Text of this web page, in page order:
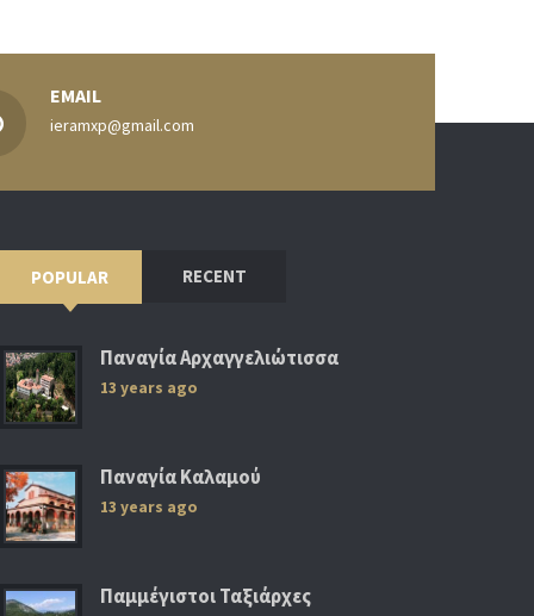
EMAIL
ieramxp@gmail.com
POPULAR RECENT
Παναγία Αρχαγγελιώτισσα
13 years ago
Παναγία Καλαμού
13 years ago
Παμμέγιστοι Ταξιάρχες